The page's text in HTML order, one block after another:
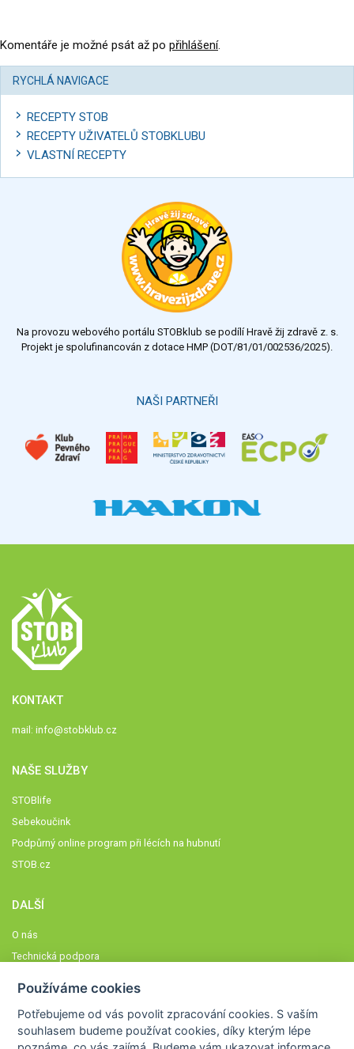
Komentáře je možné psát až po přihlášení.
RYCHLÁ NAVIGACE
RECEPTY STOB
RECEPTY UŽIVATELŮ STOBKLUBU
VLASTNÍ RECEPTY
Na provozu webového portálu STOBklub se podílí Hravě žij zdravě z. s.
Projekt je spolufinancován z dotace HMP (DOT/81/01/002536/2025).
NAŠI PARTNEŘI
KONTAKT
mail: info@stobklub.cz
NAŠE SLUŽBY
STOBlife
Sebekoučink
Podpůrný online program při lécích na hubnutí
STOB.cz
DALŠÍ
O nás
Technická podpora
Členové STOBklubu
Zásady nakládání s osobními údaji
Používáme cookies
Potřebujeme od vás povolit zpracování cookies. S vaším
souhlasem budeme používat cookies, díky kterým lépe